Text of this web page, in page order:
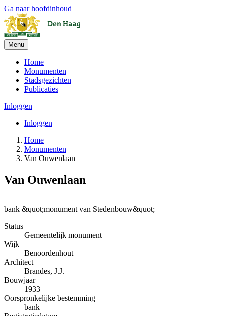
Ga naar hoofdinhoud
Menu
Home
Monumenten
Stadsgezichten
Publicaties
Inloggen
Inloggen
Home
Monumenten
Van Ouwenlaan
Van Ouwenlaan
+
−
bank &quot;monument van Stedenbouw&quot;
Status
Gemeentelijk monument
Wijk
Benoordenhout
Architect
Brandes, J.J.
Bouwjaar
1933
Oorspronkelijke bestemming
bank